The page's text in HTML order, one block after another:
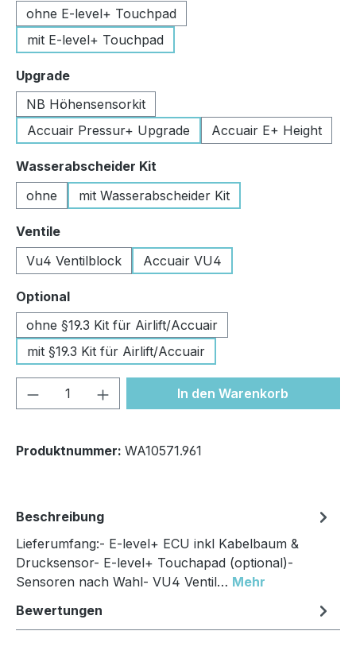
ohne E-level+ Touchpad
mit E-level+ Touchpad
Upgradeauswählen
NB Höhensensorkit
Accuair Pressur+ Upgrade
Accuair E+ Height
Wasserabscheider Kit
ohne
mit Wasserabscheider Kit
Ventileauswählen
Vu4 Ventilblock
Accuair VU4
Optionalauswählen
ohne §19.3 Kit für Airlift/Accuair
mit §19.3 Kit für Airlift/Accuair
Produkt Anzahl: Gib denIn den Warenkorb
Produktnummer: WA10571.961
Beschreibung
Lieferumfang:- E-level+ ECU inkl Kabelbaum &
Drucksensor- E-level+ Touchapad (optional)-
Sensoren nach Wahl- VU4 Ventil… Mehr
Bewertungen